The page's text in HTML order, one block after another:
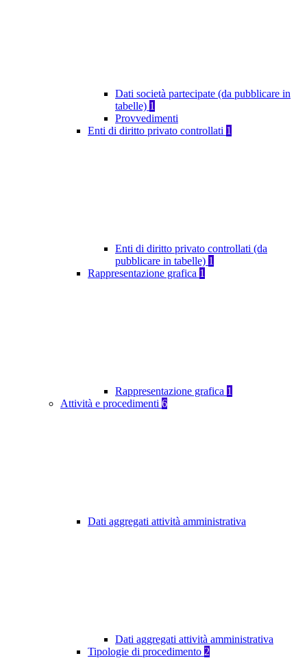
Dati società partecipate (da pubblicare in
tabelle) 1
Provvedimenti
Enti di diritto privato controllati 1
Enti di diritto privato controllati (da
pubblicare in tabelle) 1
Rappresentazione grafica 1
Rappresentazione grafica 1
Attività e procedimenti 6
Dati aggregati attività amministrativa
Dati aggregati attività amministrativa
Tipologie di procedimento 2